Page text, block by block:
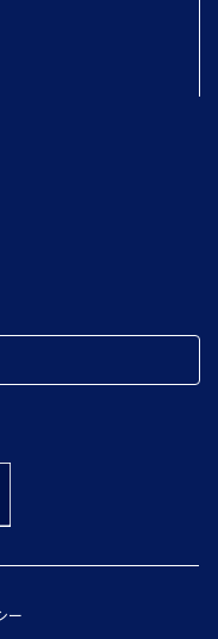
ー